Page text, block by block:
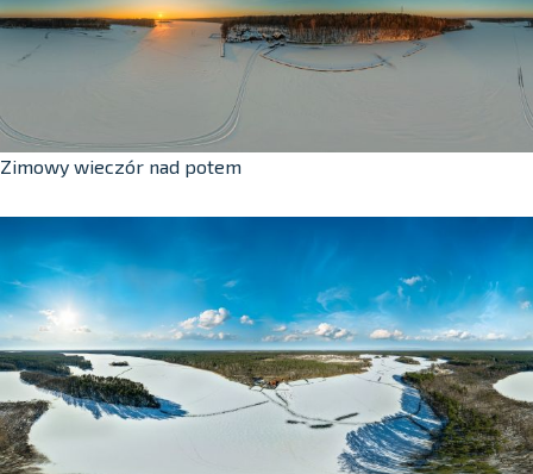
Zimowy wieczór nad potem